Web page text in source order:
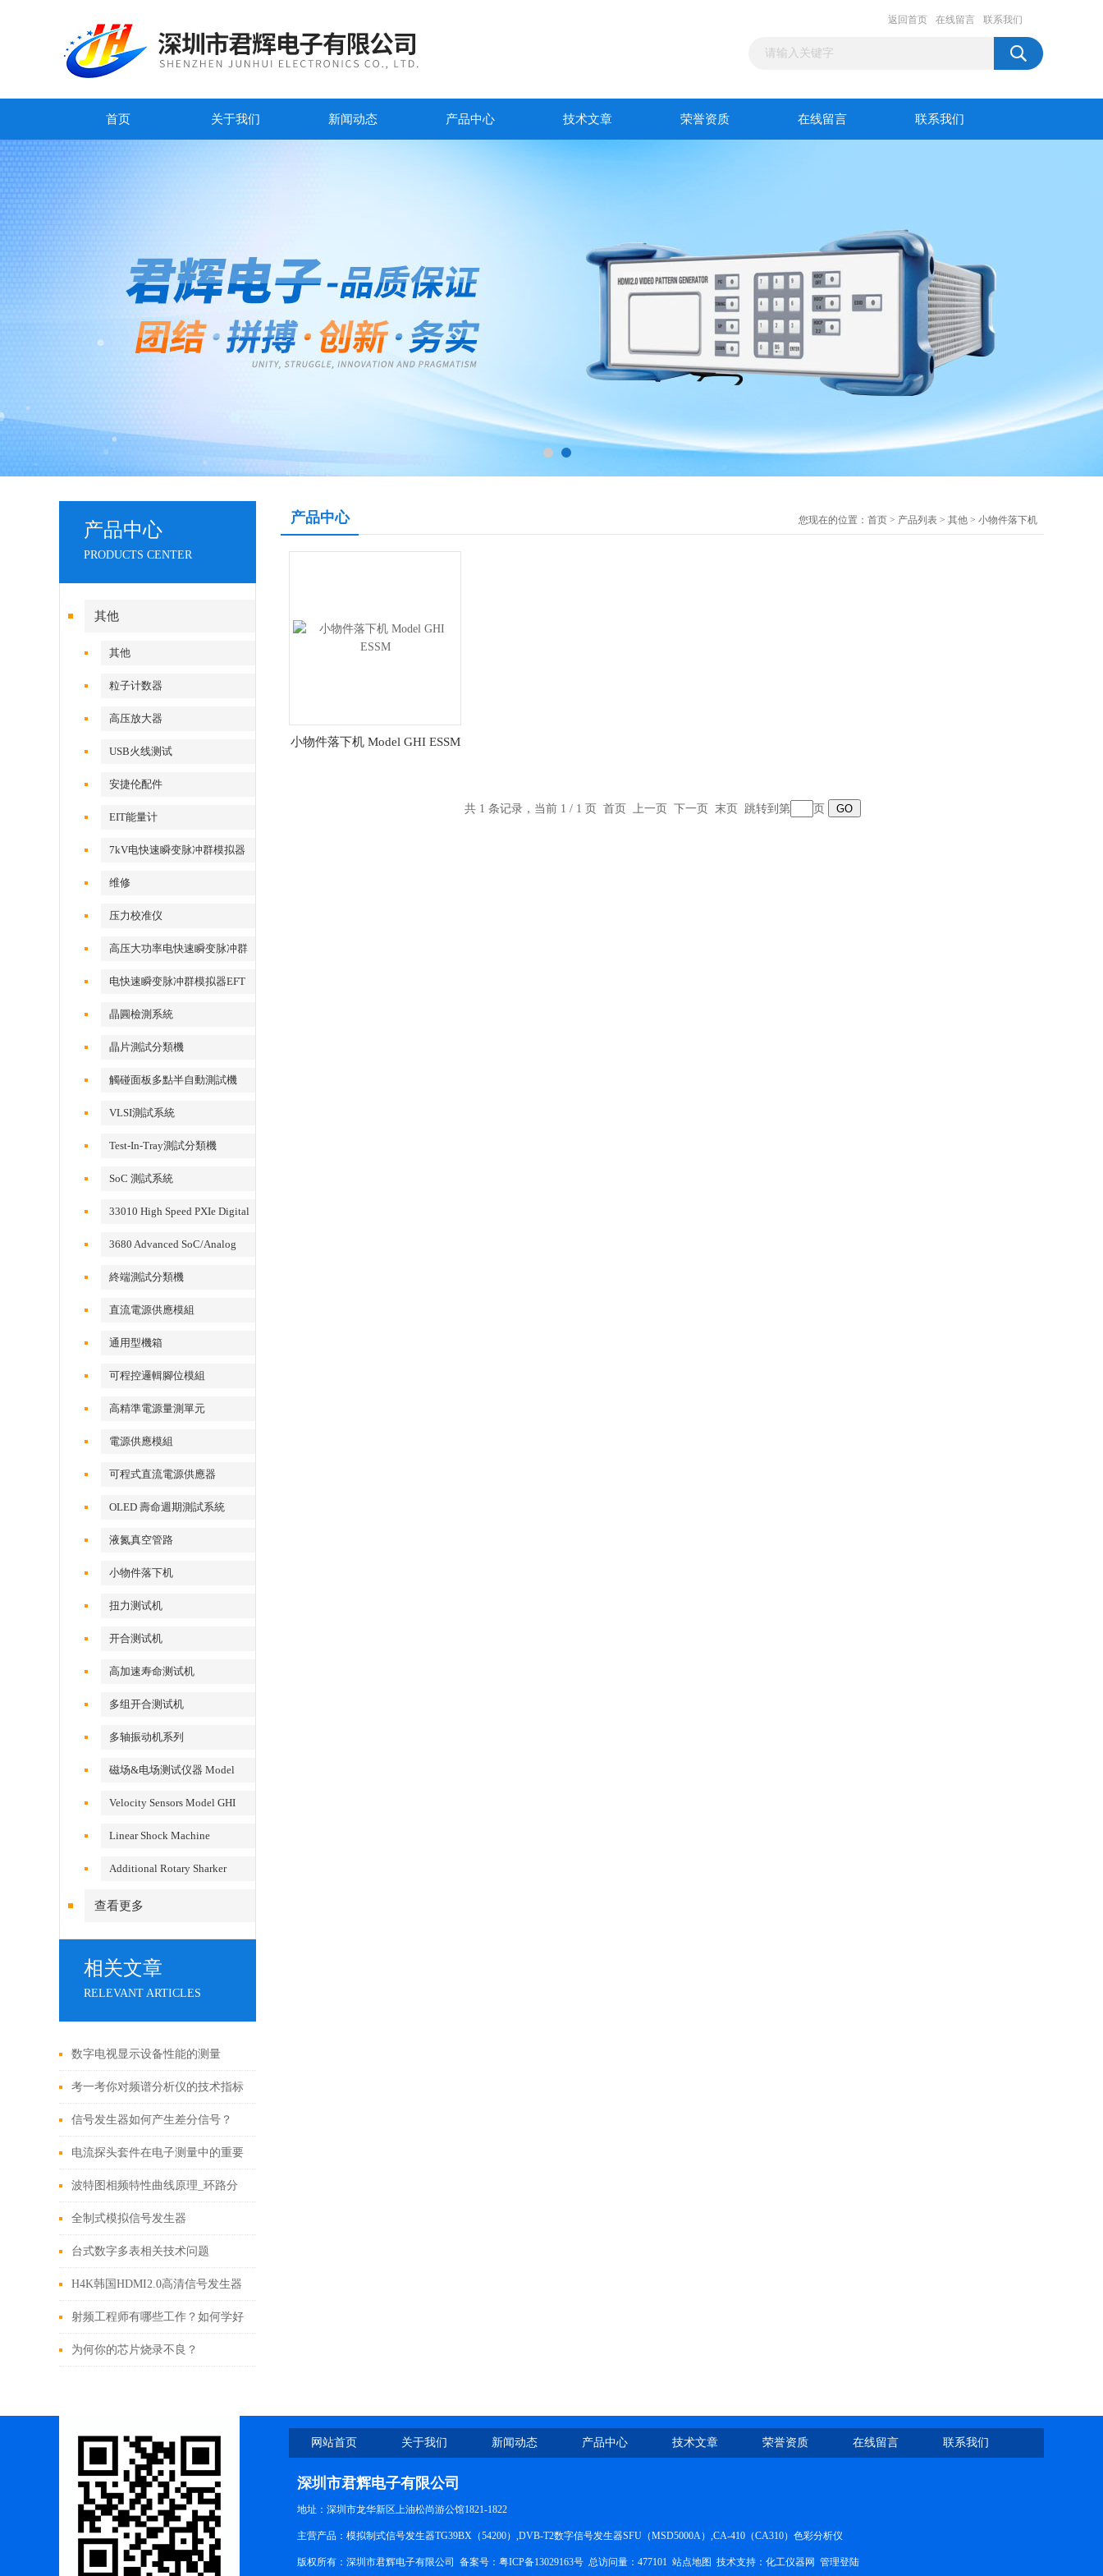
返回首页 在线留言 联系我们
首页 关于我们 新闻动态 产品中心 技术文章 荣誉资质 在线留言 联系我们
产品中心
PRODUCTS CENTER
其他
其他
粒子计数器
高压放大器
USB火线测试
安捷伦配件
EIT能量计
7kV电快速瞬变脉冲群模拟器
维修
压力校准仪
高压大功率电快速瞬变脉冲群
测试系统
电快速瞬变脉冲群模拟器EFT
500x
晶圓檢測系統
晶片測試分類機
觸碰面板多點半自動測試機
VLSI測試系統
Test-In-Tray測試分類機
SoC 測試系統
33010 High Speed PXIe Digital
3680 Advanced SoC/Analog
Test System
終端測試分類機
直流電源供應模組
通用型機箱
可程控邏輯腳位模組
高精準電源量測單元
電源供應模組
可程式直流電源供應器
OLED 壽命週期測試系統
液氮真空管路
小物件落下机
扭力测试机
开合测试机
高加速寿命测试机
多组开合测试机
多轴振动机系列
磁场&电场测试仪器 Model
Velocity Sensors Model GHI
Linear Shock Machine
Additional Rotary Sharker
查看更多
相关文章
RELEVANT ARTICLES
数字电视显示设备性能的测量
考一考你对频谱分析仪的技术指标
了解了多少
信号发生器如何产生差分信号？
电流探头套件在电子测量中的重要
性
波特图相频特性曲线原理_环路分
析仪选择
全制式模拟信号发生器
台式数字多表相关技术问题
H4K韩国HDMI2.0高清信号发生器
2403Quantum840
射频工程师有哪些工作？如何学好
射频技术？
为何你的芯片烧录不良？
产品中心 您现在的位置： 首页 > 产品列表 > 其他 > 小物件落下机
小物件落下机 Model GHI ESSM
共 1 条记录，当前 1 / 1 页 首页 上一页 下一页 末页 跳转到第 页
网站首页 关于我们 新闻动态 产品中心 技术文章 荣誉资质 在线留言 联系我们
深圳市君辉电子有限公司
地址：深圳市龙华新区上油松尚游公馆1821-1822
主营产品：模拟制式信号发生器TG39BX（54200）,DVB-T2数字信号发生器SFU（MSD5000A）,CA-410（CA310）色彩分析仪
版权所有：深圳市君辉电子有限公司 备案号： 粤ICP备13029163号 总访问量：477101 站点地图 技术支持： 化工仪器网 管理登陆